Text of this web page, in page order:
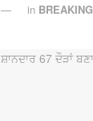
in BREAKING